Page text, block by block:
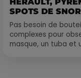
SPOTS DE
Pas besoin de
complexes pour
masque, un tuba et